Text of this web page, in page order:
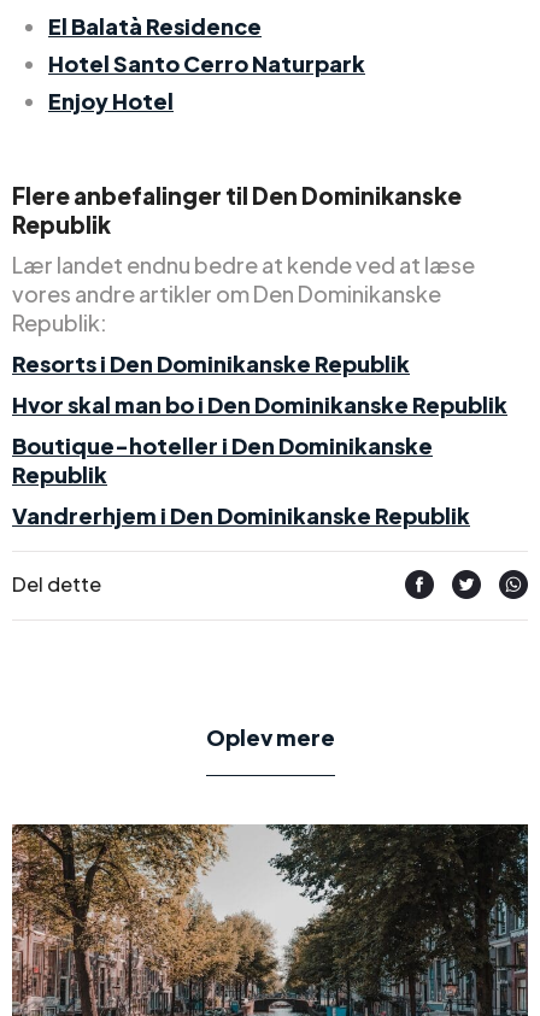
El Balatà Residence
Hotel Santo Cerro Naturpark
Enjoy Hotel
Flere anbefalinger til Den Dominikanske
Republik
Lær landet endnu bedre at kende ved at læse
vores andre artikler om Den Dominikanske
Republik:
Resorts i Den Dominikanske Republik
Hvor skal man bo i Den Dominikanske Republik
Boutique-hoteller i Den Dominikanske
Republik
Vandrerhjem i Den Dominikanske Republik
Del dette
Oplev mere